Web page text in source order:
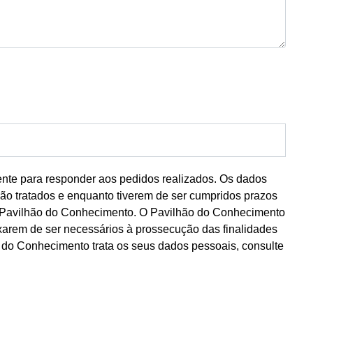
para responder aos pedidos realizados. Os dados
tratados e enquanto tiverem de ser cumpridos prazos
do Conhecimento. O Pavilhão do Conhecimento
de ser necessários à prossecução das finalidades
Conhecimento trata os seus dados pessoais, consulte